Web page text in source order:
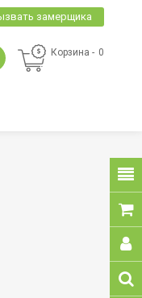
замерщика
Корзина 0